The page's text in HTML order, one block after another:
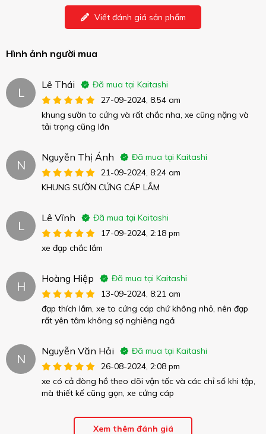
Viết đánh giá sản phẩm
Hình ảnh người mua
L
Lê Thái
Đã mua tại Kaitashi
27-09-2024, 8:54 am
khung sườn to cứng và rất chắc nha, xe cũng nặng và
tải trọng cũng lớn
N
Nguyễn Thị Ánh
Đã mua tại Kaitashi
21-09-2024, 8:24 am
KHUNG SƯỜN CỨNG CÁP LẮM
L
Lê Vĩnh
Đã mua tại Kaitashi
17-09-2024, 2:18 pm
xe đạp chắc lắm
H
Hoàng Hiệp
Đã mua tại Kaitashi
13-09-2024, 8:21 am
đạp thích lắm, xe to cứng cáp chứ không nhỏ, nên đạp
rất yên tâm không sợ nghiêng ngả
N
Nguyễn Văn Hải
Đã mua tại Kaitashi
26-08-2024, 2:08 pm
xe có cả đòng hồ theo dõi vận tốc và các chỉ số khi tập,
mà thiết kế cũng gọn, xe cứng cáp
Xem thêm đánh giá